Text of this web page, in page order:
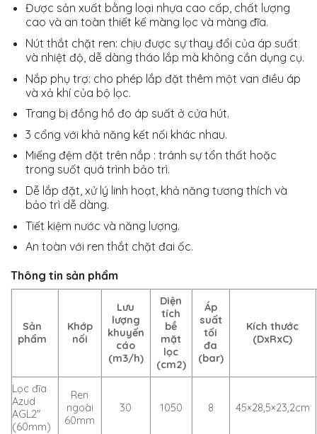
Được sản xuất bằng loại nhựa cao cấp, chất lượng
cao và an toàn thiết kế màng lọc và màng đĩa.
Nút thắt chặt ren: chịu được sự thay đổi của áp suất
và nhiệt độ, dễ dàng tháo lắp mà không cần dụng cụ.
Nắp phụ trợ: cho phép lắp đặt thêm một van điều áp
và xả khí của bộ lọc.
Trang bị đồng hồ đo áp suất ở cửa hút.
3 cổng với khả năng kết nối khác nhau.
Miếng đệm đặt trên nắp : tránh sự tổn thất hoặc
trong suốt quá trình bảo trì.
Dễ lắp đặt, xử lý linh hoạt, khả năng tương thích và
bảo trì dễ dàng.
Tiết kiệm nước và năng lượng.
An toàn với ren thắt chặt đai ốc.
Thông tin sản phẩm
Sản
phẩm
Khớp
nối
Lưu
lượng
khuyến
cáo
(m3/h)
Diện
tích
bề
mặt
lọc
(cm2)
Áp
suất
tối
đa
(bar)
Kích thước
(DxRxC)
Lọc đĩa
Azud
AGL2″
(60mm)
Ren
ngoài
60mm
30 1050 8 45×28,5×23,2cm